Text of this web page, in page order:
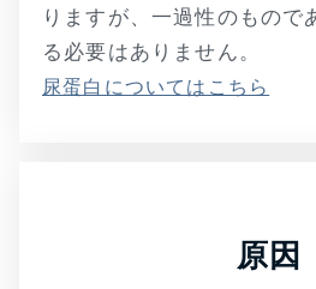
りますが、一過性のもので
る必要はありません。
尿蛋白についてはこちら
原因